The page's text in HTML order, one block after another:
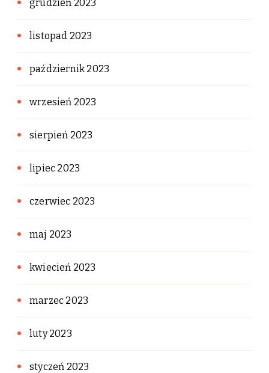
grudzień 2023
listopad 2023
październik 2023
wrzesień 2023
sierpień 2023
lipiec 2023
czerwiec 2023
maj 2023
kwiecień 2023
marzec 2023
luty 2023
styczeń 2023